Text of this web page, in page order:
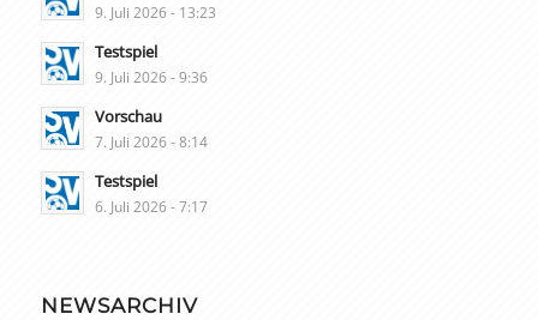
9. Juli 2026 - 13:23
Testspiel
9. Juli 2026 - 9:36
Vorschau
7. Juli 2026 - 8:14
Testspiel
6. Juli 2026 - 7:17
NEWSARCHIV